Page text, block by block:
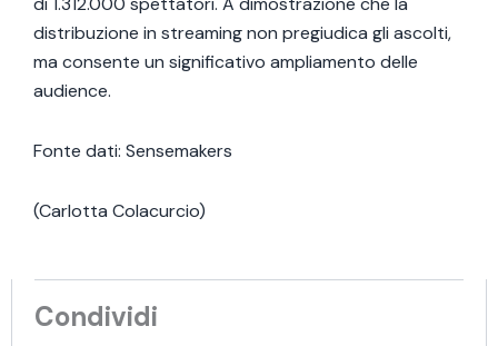
distribuzione in streaming non pregiudica gli ascolti,
ma consente un significativo ampliamento delle
audience.
Fonte dati: Sensemakers
(Carlotta Colacurcio)
Condividi